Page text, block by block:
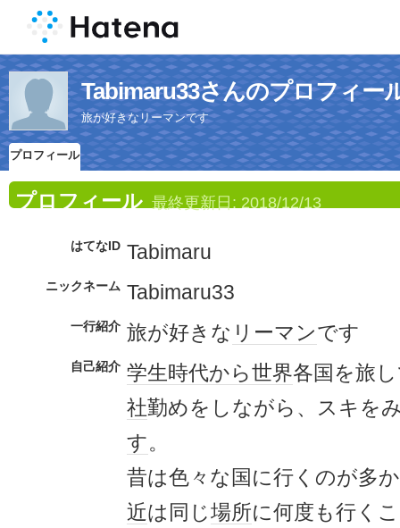
Tabimaru33さんのプロフィー
旅が好きなリーマンです
プロフィール
プロフィール 最終更新日: 2018/12/13
はてなID Tabimaru
ニックネーム Tabimaru33
一行紹介 旅が好きな リーマンです
自己紹介 学生時代から世界各国を旅
社勤めをしながら、スキを
す。
昔は色々な国に行くのが多
近は同じ場所に何度も行く